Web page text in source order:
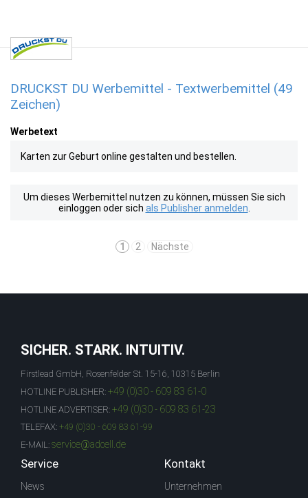
DRUCKST DU Werbemittel - Textwerbemittel (49
Zeichen)
Werbetext
Karten zur Geburt online gestalten und bestellen.
Um dieses Werbemittel nutzen zu können, müssen Sie sich
einloggen oder sich als Publisher anmelden
1 2 Nächste
SICHER. STARK. INTUITIV.
Firstlead GmbH, Rosenfelder St. 15-16, 10315 Berlin
HOTLINE PUBLISHER: +49 (0)30 - 609 83 61-0
HOTLINE ADVERTISER: +49 (0)30 - 609 83 61-23
TELEFAX: +49 (0)30 - 609 83 61-99
E-MAIL: service@adcell.de
Service
News
Kontakt
Unternehmen